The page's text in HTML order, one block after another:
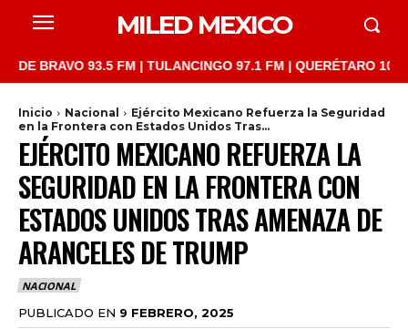
MILED MEXICO
93.5 FM | TULANCINGO 97.1 FM | QUERÉTARO 103.1
Inicio Nacional
Ejército Mexicano Refuerza la Seguridad
en la Frontera con Estados Unidos Tras...
EJÉRCITO MEXICANO REFUERZA LA
SEGURIDAD EN LA FRONTERA CON
ESTADOS UNIDOS TRAS AMENAZA DE
ARANCELES DE TRUMP
NACIONAL
PUBLICADO EN 9 FEBRERO, 2025